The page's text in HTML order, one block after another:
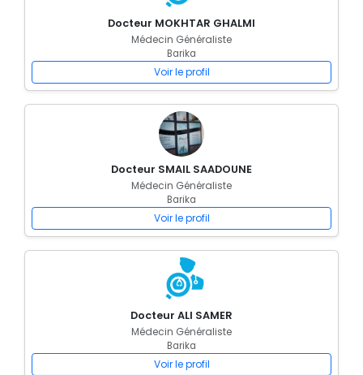
Docteur MOKHTAR GHALMI
Médecin Généraliste
Barika
Voir le profil
Docteur SMAIL SAADOUNE
Médecin Généraliste
Barika
Voir le profil
Docteur ALI SAMER
Médecin Généraliste
Barika
Voir le profil